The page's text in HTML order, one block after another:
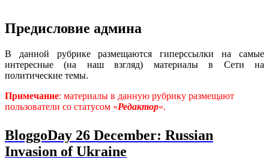
Предисловие админа
В данной рубрике размещаются гиперссылки на самые
интересные (на наш взгляд) материалы в Сети на
политические темы.
Примечание: материалы в данную рубрику размещают
пользователи со статусом «Редактор«.
BloggoDay 26 December: Russian
Invasion of Ukraine